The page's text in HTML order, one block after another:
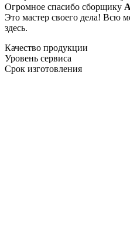
Огромное спасибо сборщику
Это мастер своего дела! Всю
здесь.
Качество продукции
Уровень сервиса
Срок изготовления